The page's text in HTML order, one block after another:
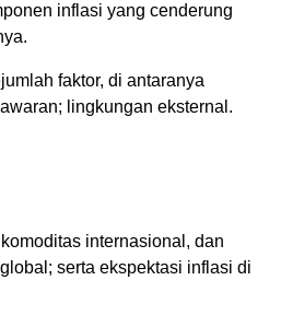
inflasi yang cenderung
faktor, di antaranya
lingkungan eksternal.
internasional, dan
serta ekspektasi inflasi di